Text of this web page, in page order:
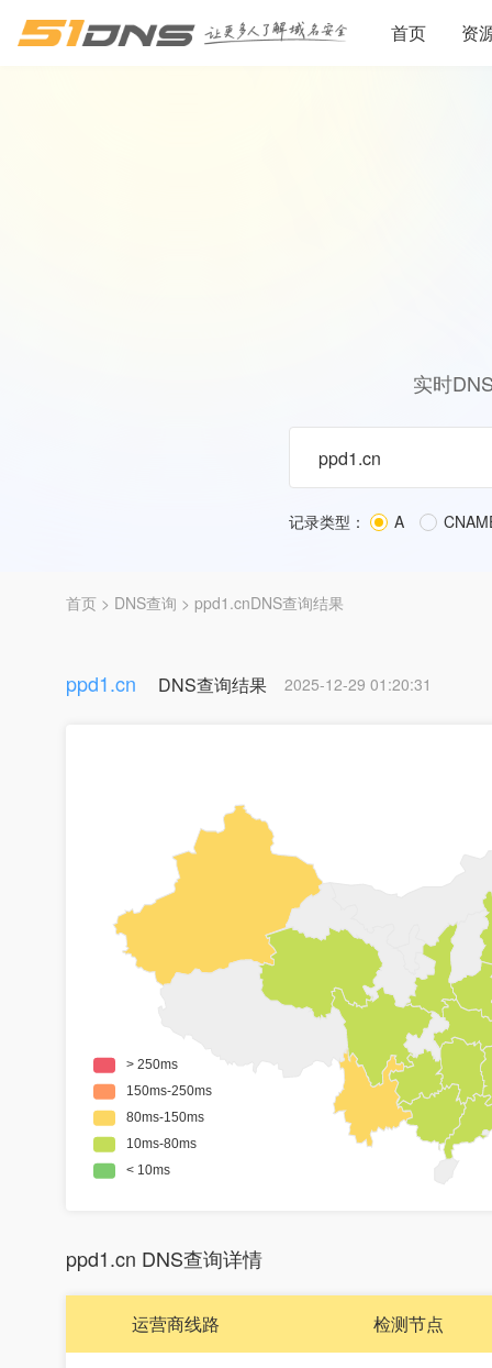
首页 资
实时
记录类型： A
首页 > DNS查询 > ppd1.cnDNS查询结果
ppd1.cn DNS查询结果 2025-12-29 01:20:31
ppd1.cn DNS查询详情
运营商线路 检测节点